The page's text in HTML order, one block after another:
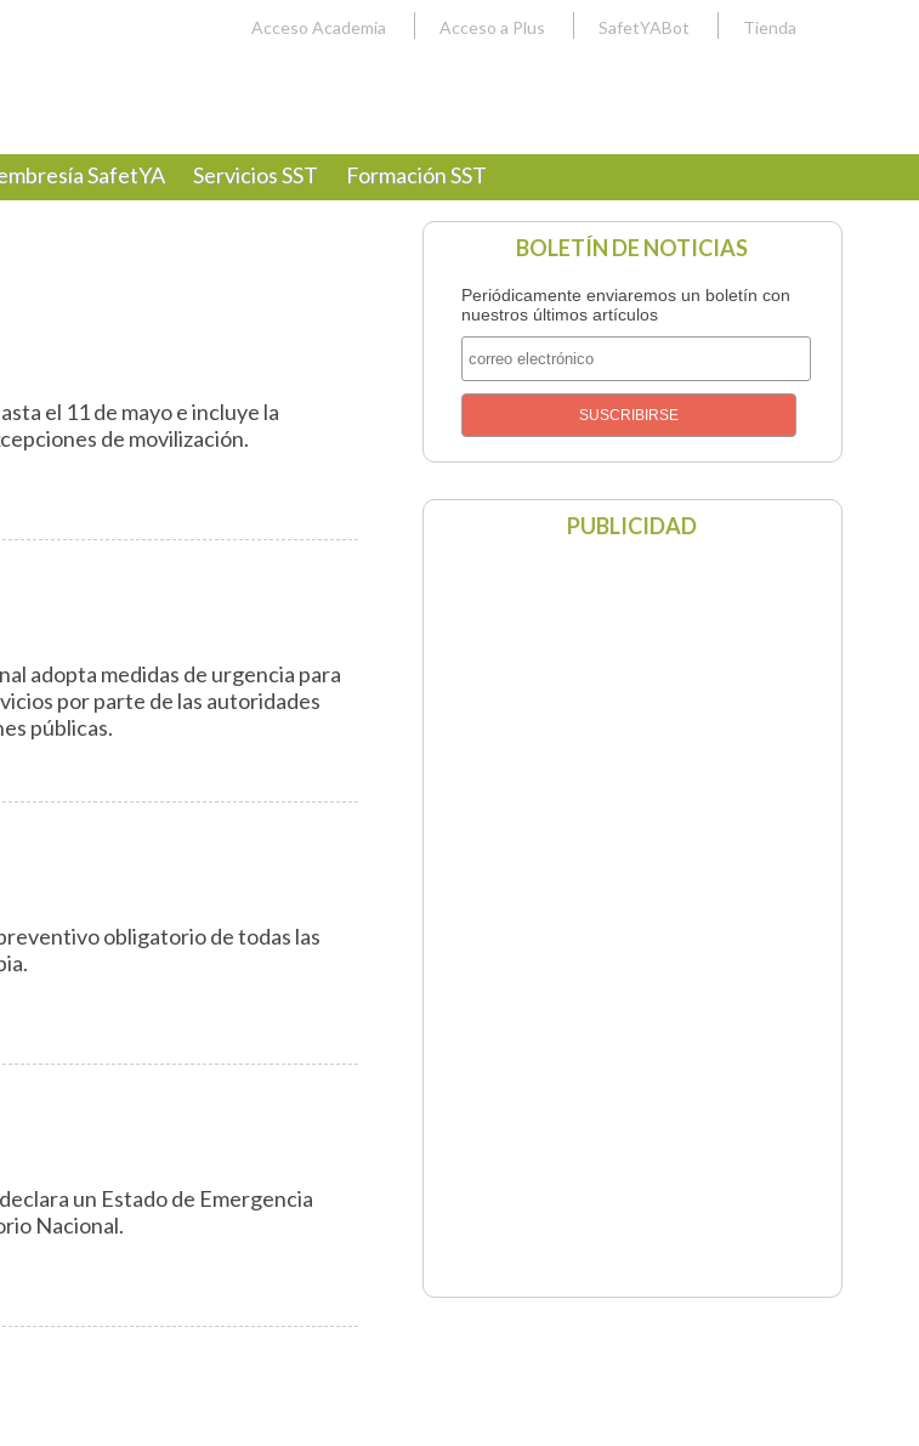
Acceso Academia Acceso a Plus SafetYABot Tienda
SafetYA Servicios SST Formación SST
el 11 de mayo e incluye la
de movilización.
adopta medidas de urgencia para
por parte de las autoridades
públicas.
obligatorio de todas las
un Estado de Emergencia
Nacional.
BOLETÍN DE NOTICIAS
Periódicamente enviaremos un boletín con
nuestros últimos artículos
PUBLICIDAD